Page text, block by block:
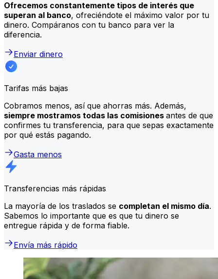
Ofrecemos constantemente tipos de interés que
superan al banco, ofreciéndote el máximo valor por tu
dinero. Compáranos con tu banco para ver la
diferencia.
Enviar dinero
Tarifas más bajas
Cobramos menos, así que ahorras más. Además,
siempre mostramos todas las comisiones antes de que
confirmes tu transferencia, para que sepas exactamente
por qué estás pagando.
Gasta menos
Transferencias más rápidas
La mayoría de los traslados se completan el mismo día.
Sabemos lo importante que es que tu dinero se
entregue rápida y de forma fiable.
Envía más rápido